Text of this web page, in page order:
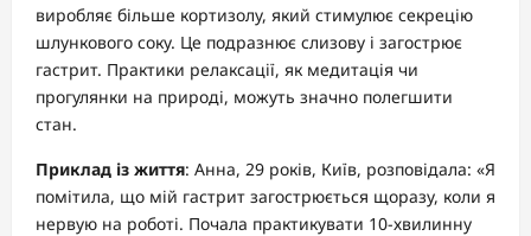
виробляє більше кортизолу, який стимулює секрецію
шлункового соку. Це подразнює слизову і загострює
гастрит. Практики релаксації, як медитація чи
прогулянки на природі, можуть значно полегшити
стан.
Приклад із життя: Анна, 29 років, Київ, розповідала: «Я
помітила, що мій гастрит загострюється щоразу, коли я
нервую на роботі. Почала практикувати 10-хвилинну